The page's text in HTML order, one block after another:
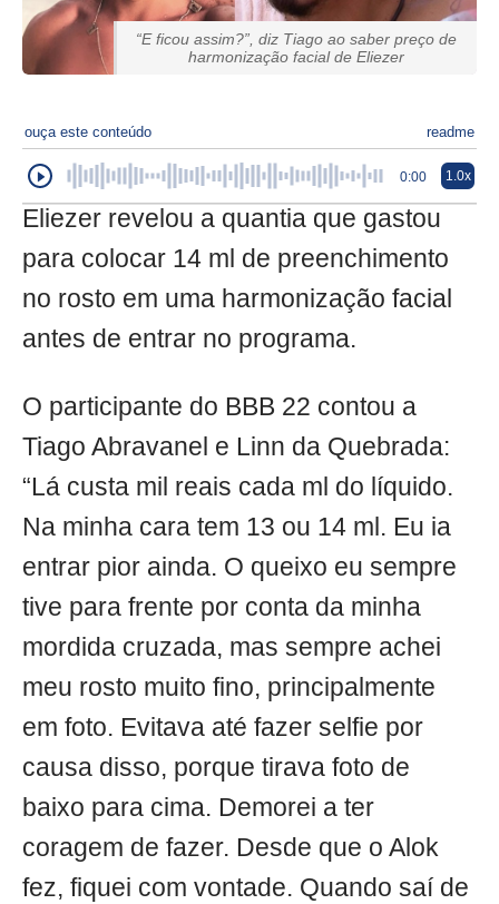
“E ficou assim?”, diz Tiago ao saber preço de
harmonização facial de Eliezer
ouça este conteúdo readme
0:00 1.0x
Eliezer revelou a quantia que gastou
para colocar 14 ml de preenchimento
no rosto em uma harmonização facial
antes de entrar no programa.
O participante do BBB 22 contou a
Tiago Abravanel e Linn da Quebrada:
“Lá custa mil reais cada ml do líquido.
Na minha cara tem 13 ou 14 ml. Eu ia
entrar pior ainda. O queixo eu sempre
tive para frente por conta da minha
mordida cruzada, mas sempre achei
meu rosto muito fino, principalmente
em foto. Evitava até fazer selfie por
causa disso, porque tirava foto de
baixo para cima. Demorei a ter
coragem de fazer. Desde que o Alok
fez, fiquei com vontade. Quando saí de